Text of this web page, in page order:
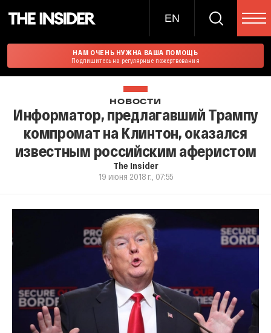
EN
НАМ ОЧЕНЬ НУЖНА ВАША ПОМОЩЬ
Подпишитесь на регулярные пожертвования
НОВОСТИ
Информатор, предлагавший Трампу
компромат на Клинтон, оказался
известным российским аферистом
The Insider
19 июня 2018 г., 07:55